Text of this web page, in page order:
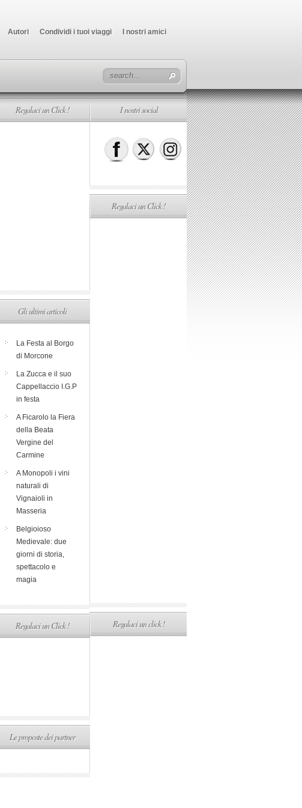
Autori Condividi i tuoi viaggi I nostri amici
Regalaci un Click !
Gli ultimi articoli
La Festa al Borgo
di Morcone
La Zucca e il suo
Cappellaccio I.G.P
in festa
A Ficarolo la Fiera
della Beata
Vergine del
Carmine
A Monopoli i vini
naturali di
Vignaioli in
Masseria
Belgioioso
Medievale: due
giorni di storia,
spettacolo e
magia
Regalaci un Click !
Le proposte dei partner
I nostri social
Regalaci un Click !
Regalaci un click !